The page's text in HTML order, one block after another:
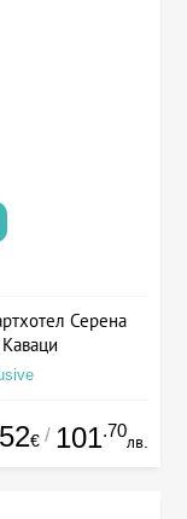
Серена
52€ / 101.70
лв.